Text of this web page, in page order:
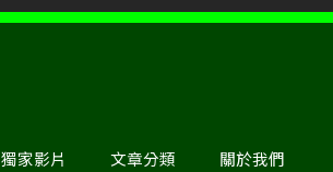
獨家影片 文章分類
關於我們